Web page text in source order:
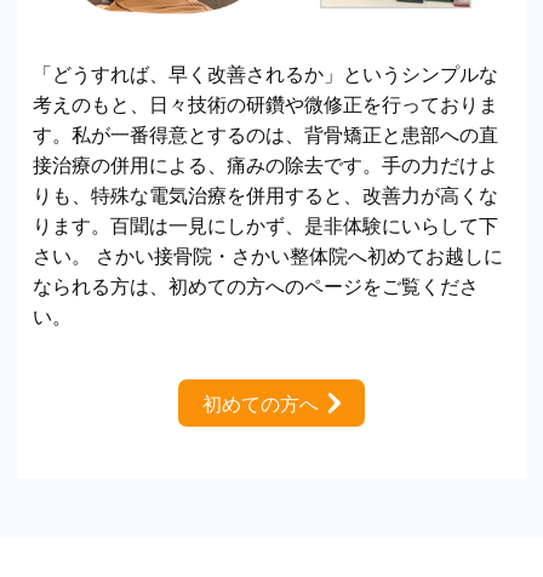
「どうすれば、早く改善されるか」というシンプルな
考えのもと、日々技術の研鑽や微修正を行っておりま
す。私が一番得意とするのは、背骨矯正と患部への直
接治療の併用による、痛みの除去です。手の力だけよ
りも、特殊な電気治療を併用すると、改善力が高くな
ります。百聞は一見にしかず、是非体験にいらして下
さい。 さかい接骨院・さかい整体院へ初めてお越しに
なられる方は、初めての方へのページをご覧くださ
い。
初めての方へ